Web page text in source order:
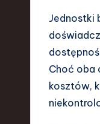
Jednostki
Choć oba
kosztów,